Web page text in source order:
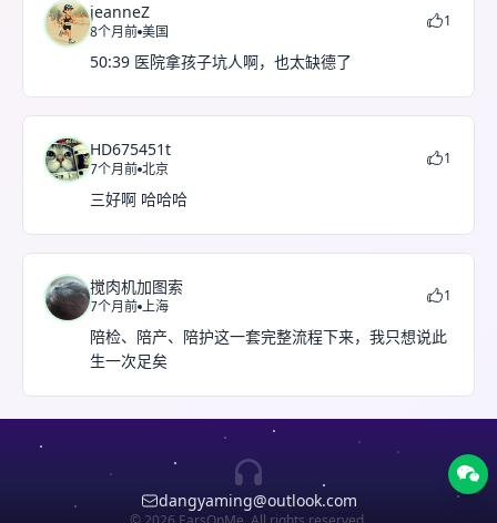
jeanneZ
8个月前 美国
1
50:39 医院拿孩子坑人啊，也太缺德了
HD675451t
7个月前 北京
1
三好啊 哈哈哈
搅肉机加图索
7个月前 上海
1
陪检、陪产、陪护这一套完整流程下来，我只想说此
生一次足矣
dangyaming@outlook.com